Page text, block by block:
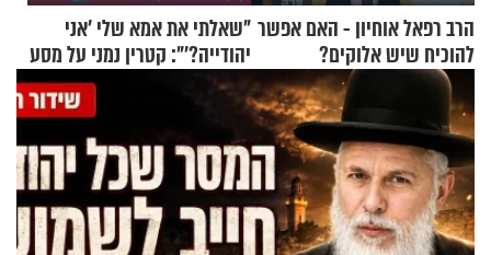
הרב רפאל אוחיון - האם אפשר
להוכיח שיש אלוקים?
"שאלתי את אמא שלי 'אני
יהודייה?'": קטרין נמני על מסע
ההתחזקות המרגש